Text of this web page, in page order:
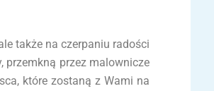
także na czerpaniu radości
przemkną przez malownicze
które zostaną z Wami na